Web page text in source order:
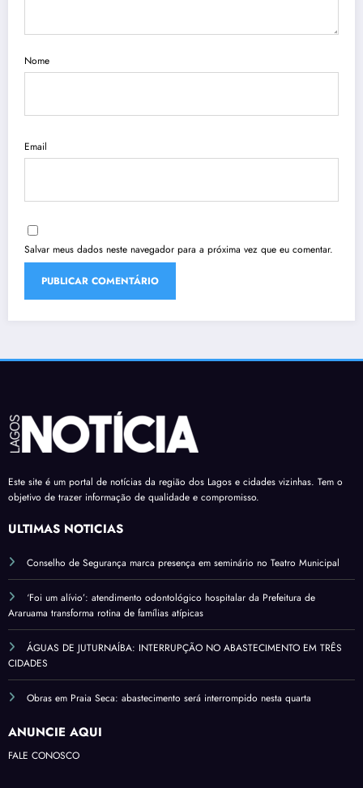
Nome
Email
Salvar meus dados neste navegador para a próxima vez que eu comentar.
Este site é um portal de notícias da região dos Lagos e cidades vizinhas. Tem o
objetivo de trazer informação de qualidade e compromisso.
ÚLTIMAS NOTÍCIAS
Conselho de Segurança marca presença em seminário no Teatro Municipal
‘Foi um alívio’: atendimento odontológico hospitalar da Prefeitura de
Araruama transforma rotina de famílias atípicas
ÁGUAS DE JUTURNAÍBA: INTERRUPÇÃO NO ABASTECIMENTO EM TRÊS
CIDADES
Obras em Praia Seca: abastecimento será interrompido nesta quarta
ANUNCIE AQUI
FALE CONOSCO